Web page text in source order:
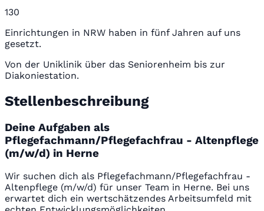
130
Einrichtungen in NRW haben in fünf Jahren auf uns
gesetzt.
Von der Uniklinik über das Seniorenheim bis zur
Diakoniestation.
Stellenbeschreibung
Deine Aufgaben als
Pflegefachmann/Pflegefachfrau - Altenpflege
(m/w/d) in Herne
Wir suchen dich als Pflegefachmann/Pflegefachfrau -
Altenpflege (m/w/d) für unser Team in Herne. Bei uns
erwartet dich ein wertschätzendes Arbeitsumfeld mit